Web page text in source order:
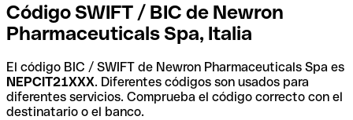
Código SWIFT / BIC de Newron
Pharmaceuticals Spa, Italia
El código BIC / SWIFT de Newron Pharmaceuticals Spa es
NEPCIT21XXX. Diferentes códigos son usados para
diferentes servicios. Comprueba el código correcto con el
destinatario o el banco.